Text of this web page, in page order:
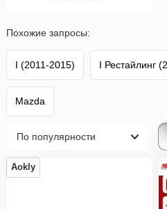
Похожие запросы:
I (2011-2015) I Рестайлинг
Mazda
Aokly